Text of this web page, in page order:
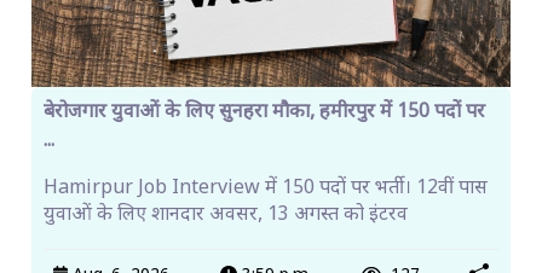
बेरोजगार युवाओं के लिए सुनहरा मौका, हमीरपुर में 150 पदों पर
...
Hamirpur Job Interview में 150 पदों पर भर्ती। 12वीं पास
युवाओं के लिए शानदार अवसर, 13 अगस्त को इंटरव